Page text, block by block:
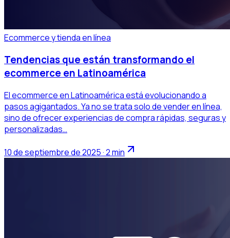
Ecommerce y tienda en línea
Tendencias que están transformando el
ecommerce en Latinoamérica
El ecommerce en Latinoamérica está evolucionando a
pasos agigantados. Ya no se trata solo de vender en línea,
sino de ofrecer experiencias de compra rápidas, seguras y
personalizadas…
10 de septiembre de 2025 · 2 min